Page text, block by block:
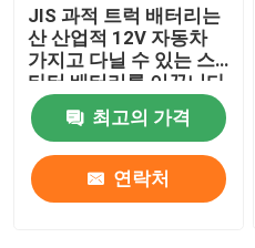
JIS 과적 트럭 배터리는
산 산업적 12V 자동차
가지고 다닐 수 있는 스
타터 배터리를 이끕니다
최고의 가격
연락처